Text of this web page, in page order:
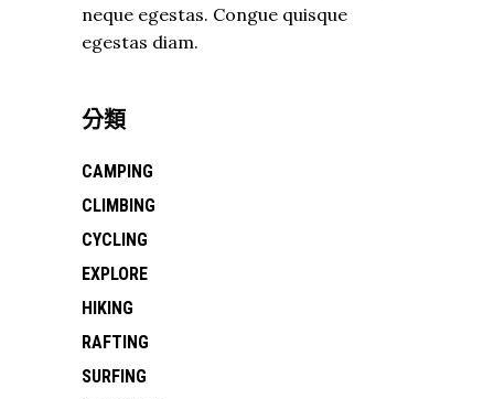
neque egestas. Congue quisque
egestas diam.
分類
CAMPING
CLIMBING
CYCLING
EXPLORE
HIKING
RAFTING
SURFING